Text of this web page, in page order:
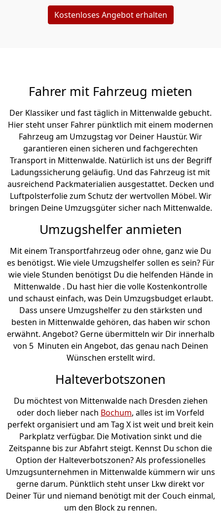
Kostenloses Angebot erhalten
Fahrer mit Fahrzeug mieten
Der Klassiker und fast täglich in Mittenwalde gebucht.
Hier steht unser Fahrer pünktlich mit einem modernen
Fahrzeug am Umzugstag vor Deiner Haustür. Wir
garantieren einen sicheren und fachgerechten
Transport in Mittenwalde. Natürlich ist uns der Begriff
Ladungssicherung geläufig. Und das Fahrzeug ist mit
ausreichend Packmaterialien ausgestattet. Decken und
Luftpolsterfolie zum Schutz der wertvollen Möbel. Wir
bringen Deine Umzugsgüter sicher nach Mittenwalde.
Umzugshelfer anmieten
Mit einem Transportfahrzeug oder ohne, ganz wie Du
es benötigst. Wie viele Umzugshelfer sollen es sein? Für
wie viele Stunden benötigst Du die helfenden Hände in
Mittenwalde . Du hast hier die volle Kostenkontrolle
und schaust einfach, was Dein Umzugsbudget erlaubt.
Dass unsere Umzugshelfer zu den stärksten und
besten in Mittenwalde gehören, das haben wir schon
erwähnt. Angebot? Gerne übermitteln wir Dir innerhalb
von 5 Minuten ein Angebot, das genau nach Deinen
Wünschen erstellt wird.
Halteverbotszonen
Du möchtest von Mittenwalde nach Dresden ziehen
oder doch lieber nach Bochum, alles ist im Vorfeld
perfekt organisiert und am Tag X ist weit und breit kein
Parkplatz verfügbar. Die Motivation sinkt und die
Zeitspanne bis zur Abfahrt steigt. Kennst Du schon die
Option der Halteverbotszonen? Als professionelles
Umzugsunternehmen in Mittenwalde kümmern wir uns
gerne darum. Pünktlich steht unser Lkw direkt vor
Deiner Tür und niemand benötigt mit der Couch einmal,
um den Block zu rennen.